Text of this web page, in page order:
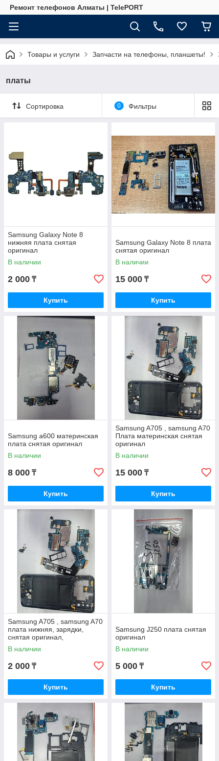
Ремонт телефонов Алматы | TelePORT
Товары и услуги Запчасти на телефоны, планшеты!
платы
Сортировка 0 Фильтры
Samsung Galaxy Note 8
нижняя плата снятая
оригинал
В наличии
2 000 ₸
Купить
Samsung Galaxy Note 8 плата
снятая оригинал
В наличии
15 000 ₸
Купить
Samsung a600 материнская
плата снятая оригинал
В наличии
8 000 ₸
Купить
Samsung A705 , samsung A70
Плата материнская снятая
оригинал
В наличии
15 000 ₸
Купить
Samsung A705 , samsung A70
плата нижняя, зарядки,
снятая оригинал,
В наличии
2 000 ₸
Купить
Samsung J250 плата снятая
оригинал
В наличии
5 000 ₸
Купить